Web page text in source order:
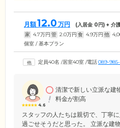
月額12.0 万円 (入居金 0 円) + 介
家 4.7万円 管 2.0万円 食 4.9万円 他
個室 / 基本プラン
定員40名 /居室40室 /電話089-985-
4.6
清潔で新しい立派な建
料金が割高
スタッフの人たちは親切で、丁寧
過ごせそうだと思った。 立派な建